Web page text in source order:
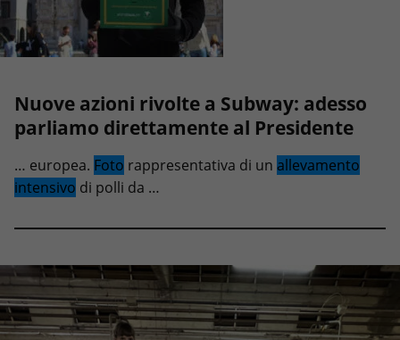
Nuove azioni rivolte a Subway: adesso
parliamo direttamente al Presidente
… europea. Foto rappresentativa di un allevamento
intensivo di polli da …